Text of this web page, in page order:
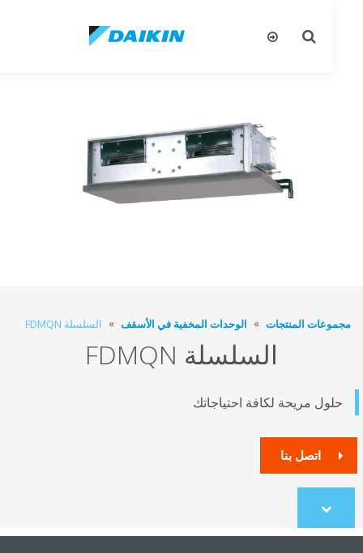
المنتجات الوحدات المخفية في الأسقف السلسلة FDMQN
السلسلة FDMQN
مريحة لكافة احتياجاتك
اتصل بنا
Scroll
to